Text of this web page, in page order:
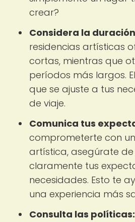
crear?
Considera la
residencias artísticas
cortas, mientras que
períodos más largos.
que se ajuste a tus
de viaje.
Comunica tus
comprometerte con
artística, asegúrate
claramente tus
necesidades. Esto te
una experiencia más
Consulta las políticas: